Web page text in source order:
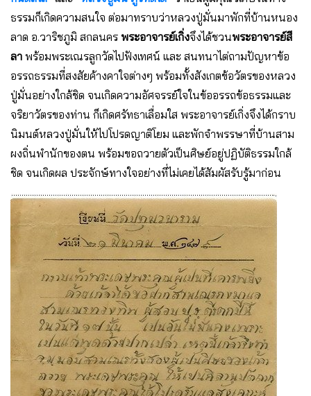
ธรรมก็เกิดความสนใจ ต่อมาทราบว่าหลวงปู่มั่นมาพักที่บ้านหนอง
ลาด อ.วาริชภูมิ สกลนคร พระอาจารย์เกิ่งจึงได้ชวนพระอาจารย์สี
ลา พร้อมพระเณรลูกวัดไปฟังเทศน์ และ สนทนาไต่ถามปัญหาข้อ
อรรถธรรมที่สงสัยค้างคาใจต่างๆ พร้อมทั้งสังเกตข้อวัตรของหลวง
ปู่มั่นอย่างใกล้ชิด จนเกิดความอัศจรรย์ใจในข้ออรรถข้อธรรมและ
จริยาวัตรของท่าน ก็เกิดศรัทธาเลื่อมใส พระอาจารย์เกิ่งจึงได้กราบ
นิมนต์หลวงปู่มั่นให้ไปโปรดญาติโยม และพักจําพรรษาที่บ้านสาม
ผงถิ่นพํานักของตน พร้อมขอถวายตัวเป็นศิษย์อยู่ปฏิบัติธรรมใกล้
ชิด จนเกิดผล ประจักษ์ทางใจอย่างที่ไม่เคยได้สัมผัสรับรู้มาก่อน